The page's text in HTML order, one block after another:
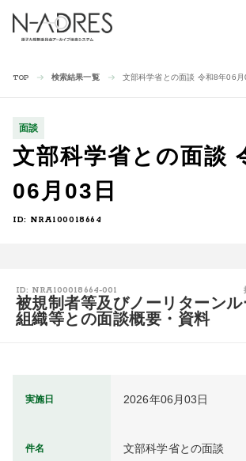
TOP 検索結果一覧 文部科学省との面談 令和8年06月
面談
文部科学省との面談
06月03日
ID: NRA100018664
ID: NRA100018664-001
被規制者等及びノーリターンル
組織等との面談概要・資料
実施日 2026年06月03日
件名 文部科学省との面談